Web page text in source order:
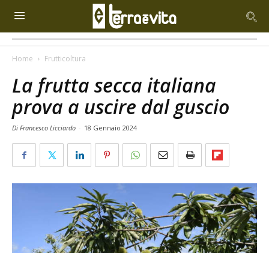
Home Frutticoltura
La frutta secca italiana
prova a uscire dal guscio
Di Francesco Licciardo - 18 Gennaio 2024